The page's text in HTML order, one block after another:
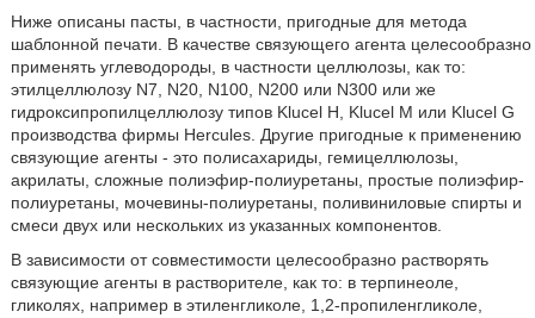
Ниже описаны пасты, в частности, пригодные для метода
шаблонной печати. В качестве связующего агента целесообразно
применять углеводороды, в частности целлюлозы, как то:
этилцеллюлозу N7, N20, N100, N200 или N300 или же
гидроксипропилцеллюлозу типов Klucel H, Klucel M или Klucel G
производства фирмы Hercules. Другие пригодные к применению
связующие агенты - это полисахариды, гемицеллюлозы,
акрилаты, сложные полиэфир-полиуретаны, простые полиэфир-
полиуретаны, мочевины-полиуретаны, поливиниловые спирты и
смеси двух или нескольких из указанных компонентов.
В зависимости от совместимости целесообразно растворять
связующие агенты в растворителе, как то: в терпинеоле,
гликолях, например в этиленгликоле, 1,2-пропиленгликоле,